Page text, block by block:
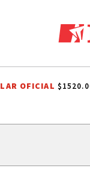
TRIBUTARIO
OFICIAL